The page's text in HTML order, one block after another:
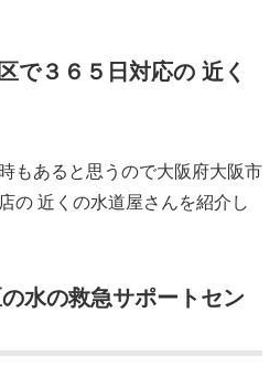
で３６５日対応の 近く
もあると思うので大阪府大阪市
の 近くの水道屋さんを紹介し
水の救急サポートセン